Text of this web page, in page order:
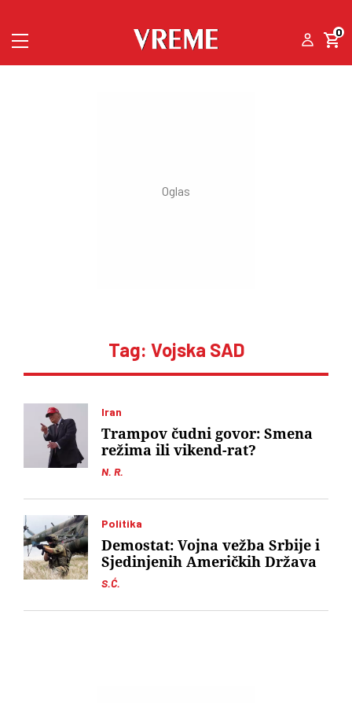
0
Tag: Vojska SAD
Iran
N. R.
Trampov čudni govor: Smena
režima ili vikend-rat?
Politika
S.Ć.
Demostat: Vojna vežba Srbije i
Sjedinjenih Američkih Država